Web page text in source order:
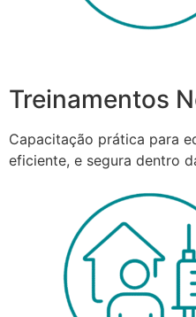
Treinamentos
Capacitação prática para
eficiente, e segura dentro